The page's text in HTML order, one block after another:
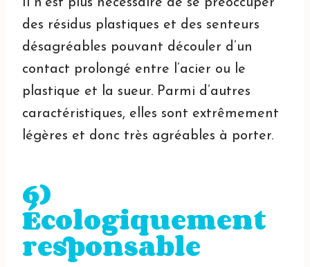
Il n’est plus nécessaire de se préoccuper
des résidus plastiques et des senteurs
désagréables pouvant découler d’un
contact prolongé entre l’acier ou le
plastique et la sueur. Parmi d’autres
caractéristiques, elles sont extrêmement
légères et donc très agréables à porter.
6)
Écologiquement
responsable